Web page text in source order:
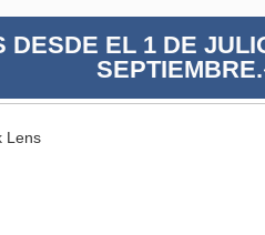
EL 1 DE
Lens